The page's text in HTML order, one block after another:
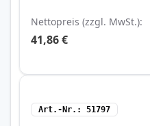
Nettopreis (zzgl. MwSt.)
41,86 €
Art.-Nr. 51797